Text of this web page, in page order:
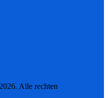
Alle rechten